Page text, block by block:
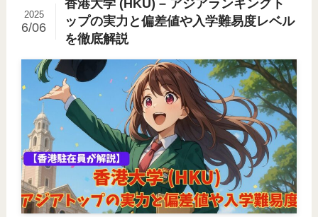
香港大学 (HKU) – アジアランキングト
ップの実力と偏差値や入学難易度レベル
を徹底解説
2025
6/06